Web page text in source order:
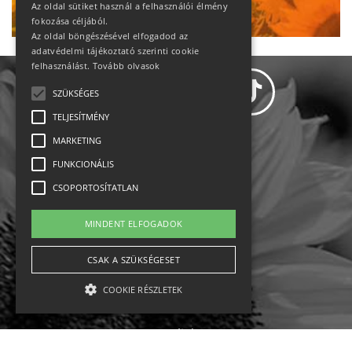
Állásajánlatok
Impresszum-kapcsolat
Jogi nyilatkozat
Rólunk
English
Az oldal sütiket használ a felhasználói élmény
fokozása céljából.
Az oldal böngészésével elfogadod az
adatvédelmi tájékoztató szerinti cookie
felhasználást. Tovább olvasok
SZÜKSÉGES
TELJESÍTMÉNY
MARKETING
FUNKCIONÁLIS
CSOPORTOSÍTATLAN
MINDENT ELFOGADOK
CSAK A SZÜKSÉGESET
COOKIE RÉSZLETEK